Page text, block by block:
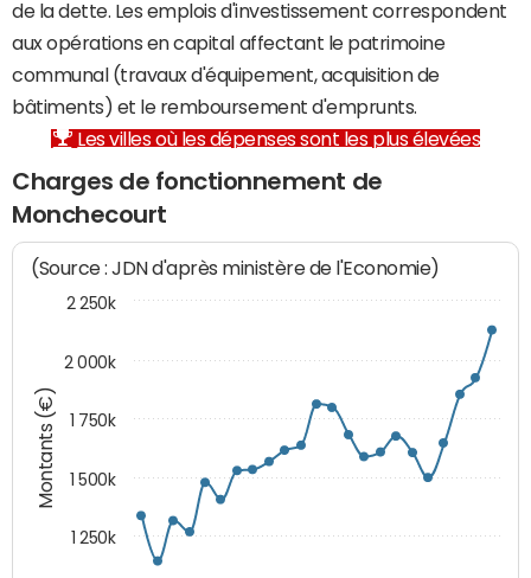
de la dette. Les emplois d'investissement correspondent
aux opérations en capital affectant le patrimoine
communal (travaux d'équipement, acquisition de
bâtiments) et le remboursement d'emprunts.
Les villes où les dépenses sont les plus élevées
Charges de fonctionnement de
Monchecourt
Montants (€)
(Source : JDN d'après ministère de l'Economie)
1 250k
1 500k
1 750k
2 000k
2 250k